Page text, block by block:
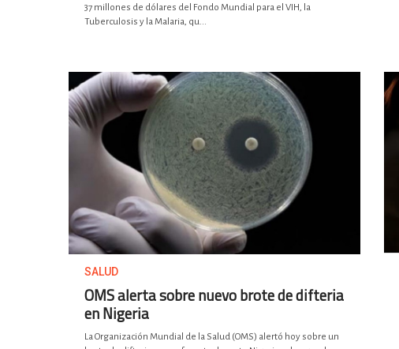
37 millones de dólares del Fondo Mundial para el VIH, la
Tuberculosis y la Malaria, qu...
SALUD
OMS alerta sobre nuevo brote de difteria
en Nigeria
La Organización Mundial de la Salud (OMS) alertó hoy sobre un